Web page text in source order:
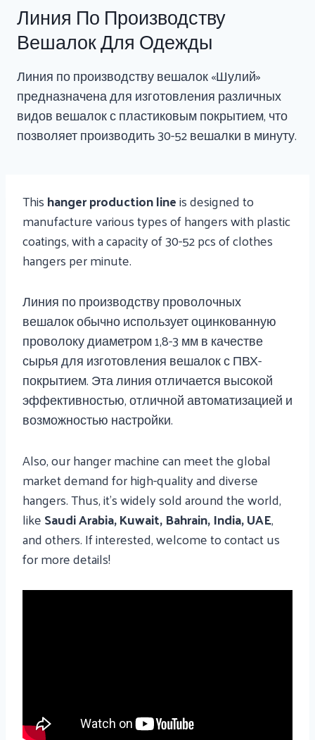
Линия По Производству
Вешалок Для Одежды
Линия по производству вешалок «Шулий»
предназначена для изготовления различных
видов вешалок с пластиковым покрытием, что
позволяет производить 30-52 вешалки в минуту.
Thishanger production lineis designed to
manufacture various types of hangers with plastic
coatings, with a capacity of 30-52 pcs of clothes
hangers per minute.
Линия по производству проволочных
вешалок обычно использует оцинкованную
проволоку диаметром 1,8-3 мм в качестве
сырья для изготовления вешалок с ПВХ-
покрытием. Эта линия отличается высокой
эффективностью, отличной автоматизацией и
возможностью настройки.
Also, our hanger machine can meet the global
market demand for high-quality and diverse
hangers. Thus, it’s widely sold around the world,
likeSaudi Arabia, Kuwait, Bahrain, India, UAE,
and others. If interested, welcome to contact us
for more details!